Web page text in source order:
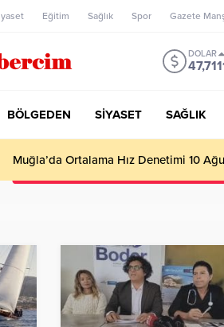
Eğitim Sağlık Spor Gazete
DOLAR
BÖLGEDEN SİYASET SAĞLIK
Ankara; “Bodrum’un misyonu,